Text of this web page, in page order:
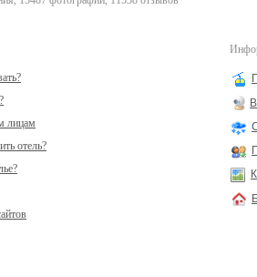
лицам
отель?